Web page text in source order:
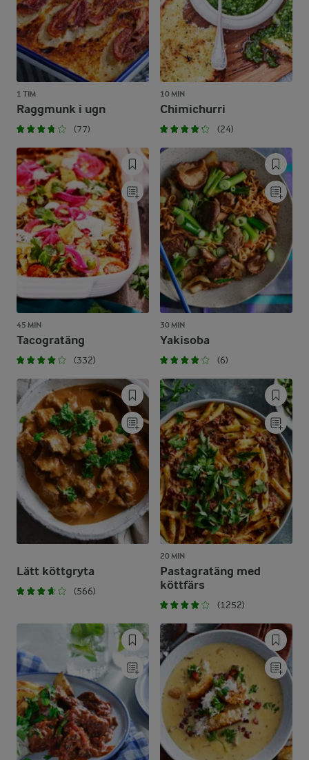
1 TIM
Raggmunk i ugn
(77)
10 MIN
Chimichurri
(24)
45 MIN
Tacogratäng
(332)
30 MIN
Yakisoba
(6)
Lätt köttgryta
(566)
20 MIN
Pastagratäng med
köttfärs
(1252)